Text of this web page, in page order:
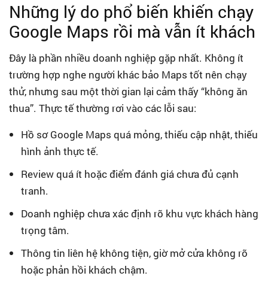
Những lý do phổ biến khiến chạy
Google Maps rồi mà vẫn ít khách
Đây là phần nhiều doanh nghiệp gặp nhất. Không ít
trường hợp nghe người khác bảo Maps tốt nên chạy
thử, nhưng sau một thời gian lại cảm thấy “không ăn
thua”. Thực tế thường rơi vào các lỗi sau:
Hồ sơ Google Maps quá mỏng, thiếu cập nhật, thiếu
hình ảnh thực tế.
Review quá ít hoặc điểm đánh giá chưa đủ cạnh
tranh.
Doanh nghiệp chưa xác định rõ khu vực khách hàng
trọng tâm.
Thông tin liên hệ không tiện, giờ mở cửa không rõ
hoặc phản hồi khách chậm.